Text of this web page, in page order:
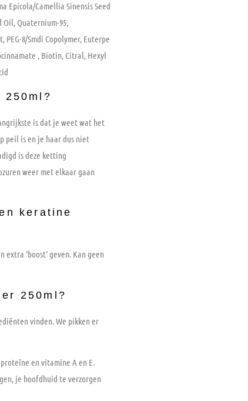
Epicola/Camellia Sinensis Seed
Oil, Quaternium-95,
8/Smdi Copolymer, Euterpe
, Biotin, Citral, Hexyl
is dat je weet wat het
peil is en je haar dus niet
is deze ketting
weer met elkaar gaan
keratine
‘boost’ geven. Kan geen
250ml?
vinden. We pikken er
en vitamine A en E.
je hoofdhuid te verzorgen